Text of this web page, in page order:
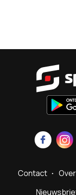
Contact